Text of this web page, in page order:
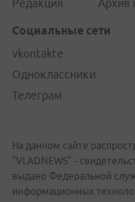
Редакция
Архив
Социальные сети
vkontakte
Одноклассники
Телеграм
На данном сайте
"VLADNEWS" -
выдано Федеральной
информационных